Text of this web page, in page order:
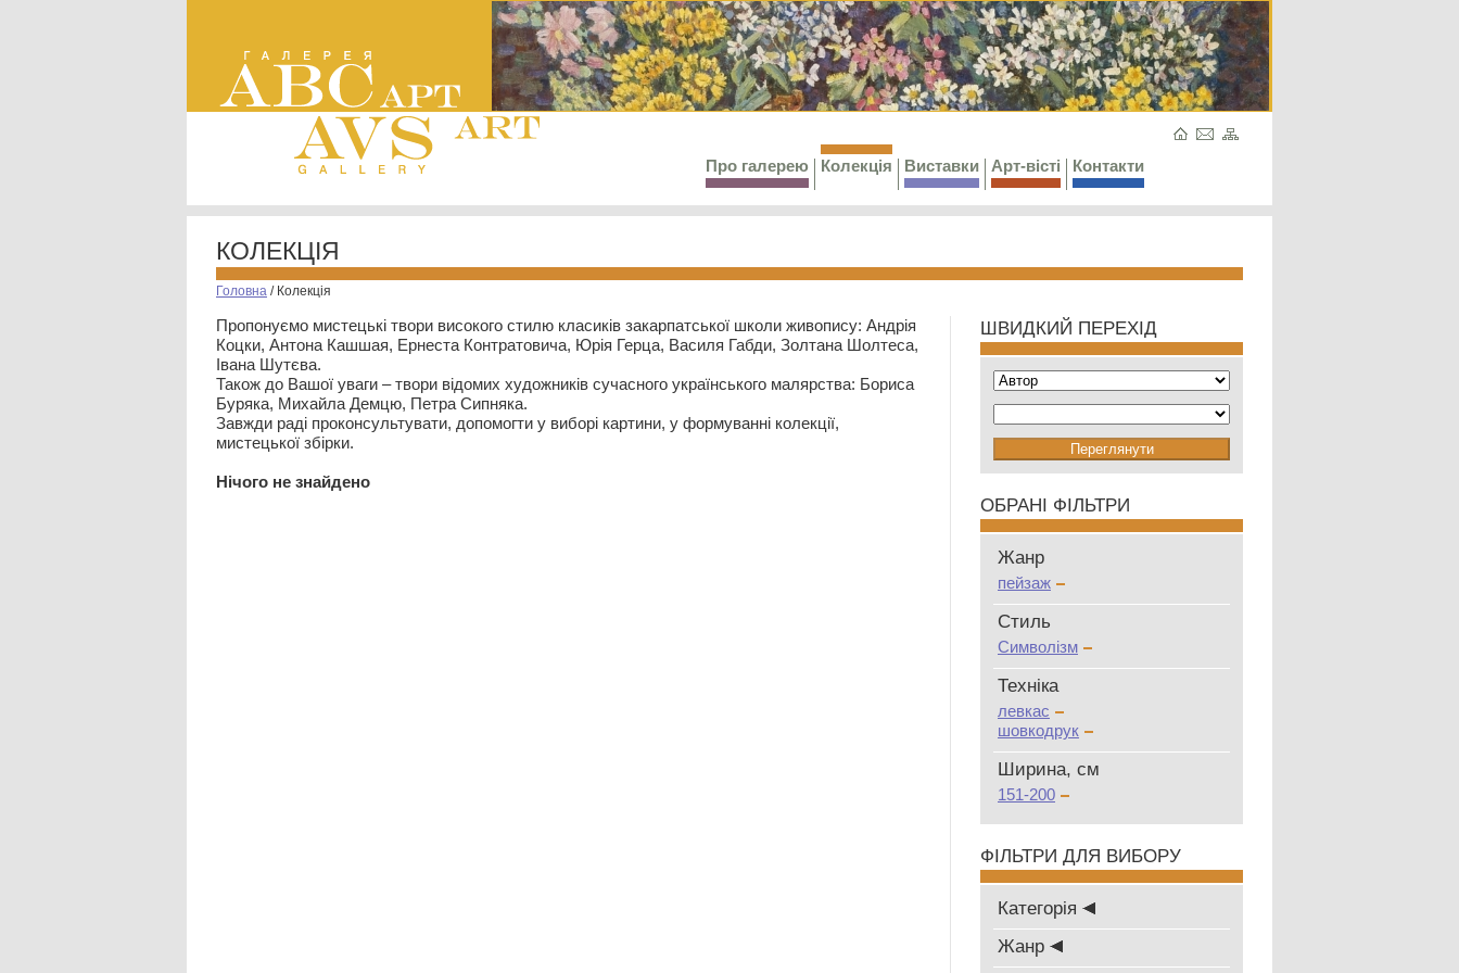
Про галерею Колекція Виставки Арт-вісті Контакти
КОЛЕКЦІЯ
Головна / Колекція
Пропонуємо мистецькі твори високого стилю класиків закарпатської школи живопису: Андрія
Коцки, Антона Кашшая, Ернеста Контратовича, Юрія Герца, Василя Габди, Золтана Шолтеса,
Івана Шутєва.
Також до Вашої уваги – твори відомих художників сучасного українського малярства: Бориса
Буряка, Михайла Демцю, Петра Сипняка.
Завжди раді проконсультувати, допомогти у виборі картини, у формуванні колекції,
мистецької збірки.
Нiчого не знайдено
ШВИДКИЙ ПЕРЕХІД
ОБРАНІ ФІЛЬТРИ
Жанр
пейзаж
Стиль
Символізм
Техніка
левкас
шовкодрук
Ширина, см
151-200
ФІЛЬТРИ ДЛЯ ВИБОРУ
Категорія
Жанр